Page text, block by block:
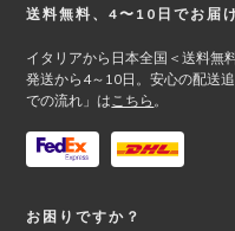
Footer
送料無料、4〜10日でお届
イタリアから日本全国＜送料無
発送から4～10日。安心の配送
での流れ」はこちら 。
お困りですか？